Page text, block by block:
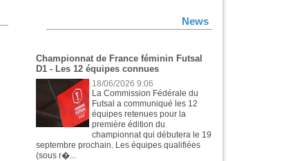
News
Championnat de France féminin Futsal
D1 - Les 12 équipes connues
18/06/2026 9:06
La Commission Fédérale du
Futsal a communiqué les 12
équipes retenues pour la
première édition du
championnat qui débutera le 19
septembre prochain. Les équipes qualifiées
(sous r�...